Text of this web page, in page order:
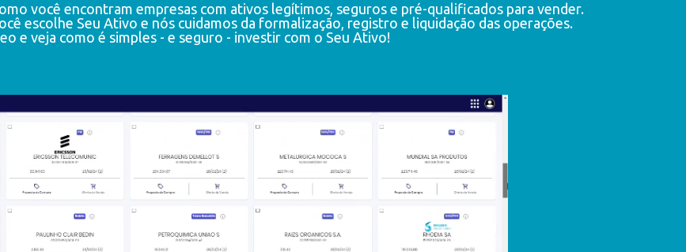
você encontram empresas com ativos legítimos, seguros e pré-qualificados para vender.
escolhe Seu Ativo e nós cuidamos da formalização, registro e liquidação das operações.
e veja como é simples - e seguro - investir com o Seu Ativo!